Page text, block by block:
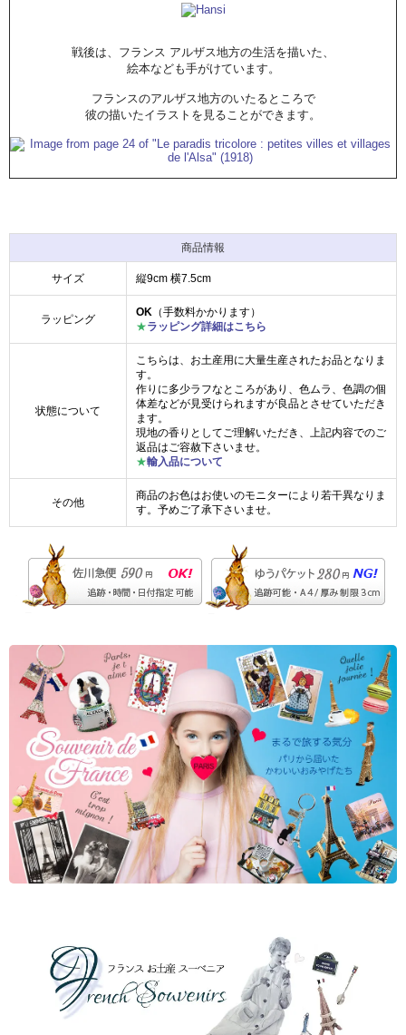
戦後は、フランス アルザス地方の生活を描いた、
絵本なども手がけています。
フランスのアルザス地方のいたるところで
彼の描いたイラストを見ることができます。
商品情報
サイズ 縦9cm 横7.5cm
ラッピング
OK （手数料かかります）
★ラッピング詳細はこちら
状態について
こちらは、お土産用に大量生産されたお品となりま
す。
作りに多少ラフなところがあり、色ムラ、色調の個
体差などが見受けられますが良品とさせていただき
ます。
現地の香りとしてご理解いただき、上記内容でのご
返品はご容赦下さいませ。
★輸入品について
その他
商品のお色はお使いのモニターにより若干異なりま
す。予めご了承下さいませ。